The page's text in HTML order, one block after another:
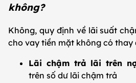
không?
Không, quy định về lãi suất
cho vay tiền mặt không có thay
Lãi chậm trả lãi trên
trên số dư lãi chậm trả